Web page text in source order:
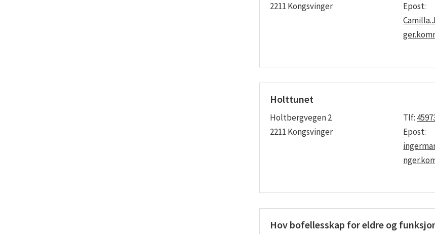
2211 Kongsvinger
Epost:
Holttunet
Holtbergvegen 2
2211 Kongsvinger
Tlf:
Epost:
Hov bofellesskap for eldre og